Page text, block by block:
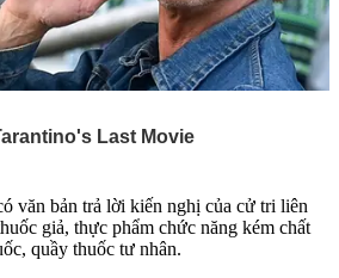
văn bản trả lời kiến nghị của cử tri liên
giả, thực phẩm chức năng kém chất
quầy thuốc tư nhân.